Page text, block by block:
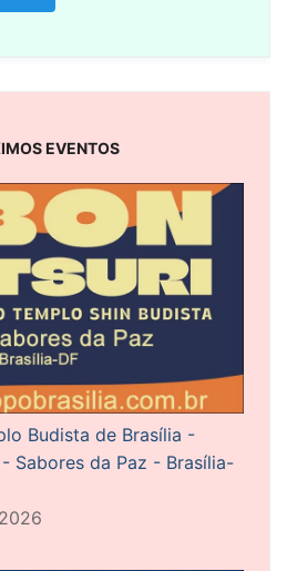
EVENTOS
Budista de Brasília -
Sabores da Paz - Brasília-